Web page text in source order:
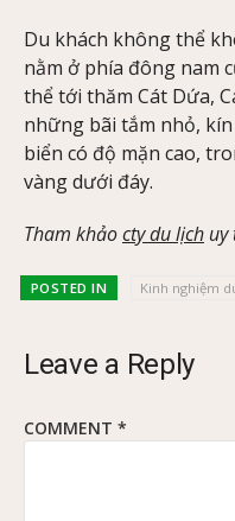
Du khách không thể
nằm ở phía đông nam
thể tới thăm Cát Dứa,
những bãi tắm nhỏ,
biển có độ mặn cao,
vàng dưới đáy.
Tham khảocty du lịch uy
POSTED IN Kinh nghiệm
Leave a Reply
COMMENT *